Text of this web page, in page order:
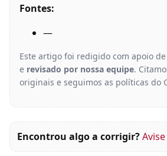
Fontes:
—
Este artigo foi redigido com apoio
e revisado por nossa equipe.
originais e seguimos as políticas do
Encontrou algo a corrigir?